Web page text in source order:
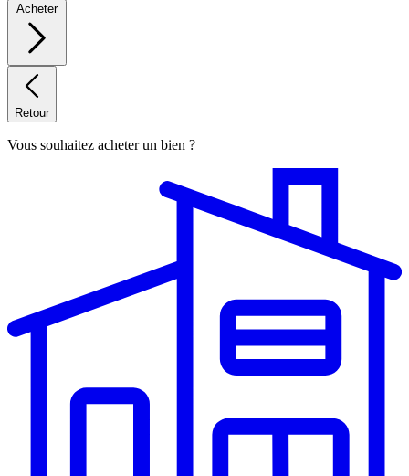
Acheter
Retour
Vous souhaitez acheter un bien ?